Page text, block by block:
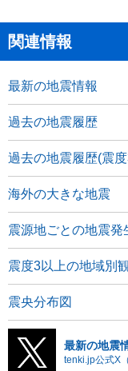
関連情報
最新の地震情報
過去の地震履歴
過去の地震履歴(震
海外の大きな地震
震源地ごとの地震発
震度3以上の地域別
震央分布図
最新の地震
tenki.jp公式X